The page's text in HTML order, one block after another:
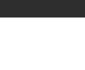
to